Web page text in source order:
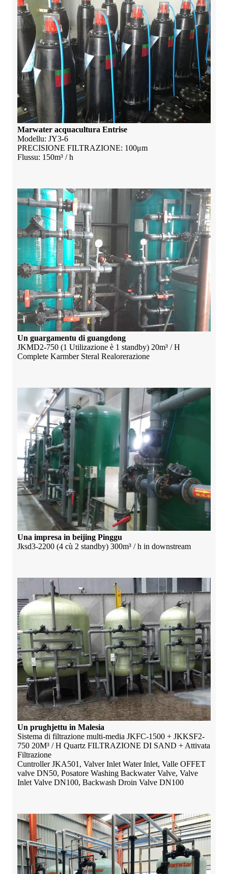
Marwater acquacultura Entrise
Modellu: JY3-6
PRECISIONE FILTRAZIONE: 100μm
Flussu: 150m³ / h
Un guargamentu di guangdong
JKMD2-750 (1 Utilizazione è 1 standby) 20m³ / H
Complete Karmber Steral Realorerazione
Una impresa in beijing Pinggu
Jksd3-2200 (4 cù 2 standby) 300m³ / h in downstream
Un prughjettu in Malesia
Sistema di filtrazione multi-media JKFC-1500 + JKKSF2-
750 20M³ / H Quartz FILTRAZIONE DI SAND + Attivata
Filtrazione
Cuntroller JKA501, Valver Inlet Water Inlet, Valle OFFET
valve DN50, Posatore Washing Backwater Valve, Valve
Inlet Valve DN100, Backwash Droin Valve DN100